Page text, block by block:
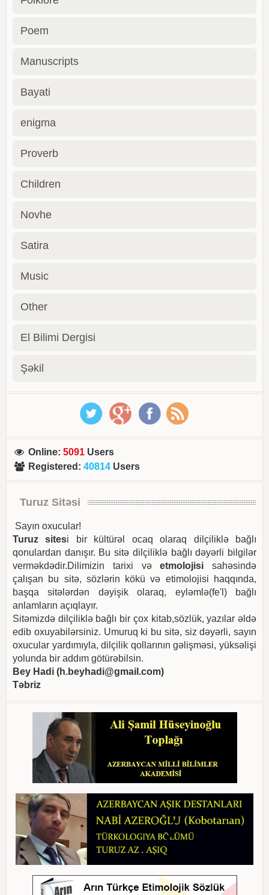
Poem
Manuscripts
Bayati
enigma
Proverb
Children
Novhe
Satira
Music
Other
El Bilimi Dergisi
Şəkil
Online:5091 Users
Registered :40814 Users
Turuz Sitəsi
Sayın oxucular!
Turuz sitesi bir kültürəl ocaq olaraq dilçiliklə bağlı
qonulardan danışır. Bu sitə dilçiliklə bağlı dəyərli bilgilər
verməkdədir.Dilimizin tarixi vəetmolojisi sahəsində
çalışan bu sitə, sözlərin kökü və etimolojisi haqqında,
başqa sitələrdən dəyişik olaraq, eyləmlə(fe'l) bağlı
anlamların açıqlayır.
Sitəmizdə dilçiliklə bağlı bir çox kitab,sözlük, yazılar əldə
edib oxuyabilərsiniz. Umuruq ki bu sitə, siz dəyərli, sayın
oxucular yardımıyla, dilçilik qollarının gəlişməsi, yüksəlişi
yolunda bir addım götürəbilsin.
Bey Hadi (h.beyhadi@gmail.com)
Təbriz